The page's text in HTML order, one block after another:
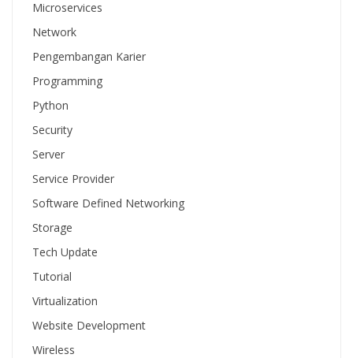
Microservices
Network
Pengembangan Karier
Programming
Python
Security
Server
Service Provider
Software Defined Networking
Storage
Tech Update
Tutorial
Virtualization
Website Development
Wireless